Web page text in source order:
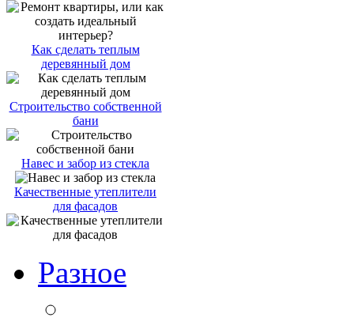
Как сделать теплым
деревянный дом
Строительство собственной
бани
Навес и забор из стекла
Качественные утеплители
для фасадов
Разное